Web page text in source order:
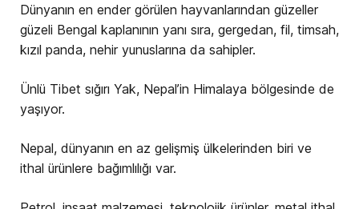
Dünyanın en ender görülen hayvanlarından güzeller
güzeli Bengal kaplanının yanı sıra, gergedan, fil, timsah,
kızıl panda, nehir yunuslarına da sahipler.
Ünlü Tibet sığırı Yak, Nepal’in Himalaya bölgesinde de
yaşıyor.
Nepal, dünyanın en az gelişmiş ülkelerinden biri ve
ithal ürünlere bağımlılığı var.